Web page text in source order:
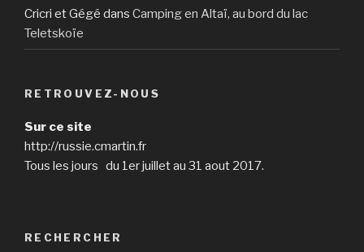
Cricri et Gégé dans Camping en Altaï, au bord du lac
Teletskoïe
RETROUVEZ-NOUS
Sur ce site
http://russie.cmartin.fr
Tous les jours du 1er juillet au 31 aout 2017.
RECHERCHER